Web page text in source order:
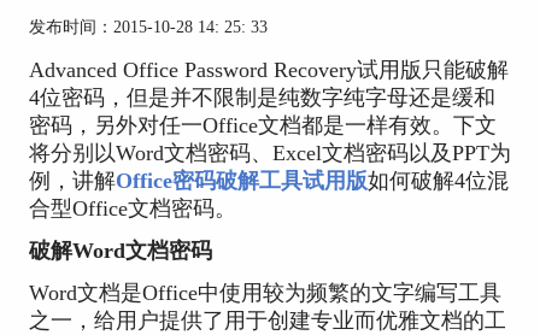
发布时间：2015-10-28 14: 25: 33
Advanced Office Password Recovery试用版只能破解
4位密码，但是并不限制是纯数字纯字母还是缓和
密码，另外对任一Office文档都是一样有效。下文
将分别以Word文档密码、Excel文档密码以及PPT为
例，讲解Office密码破解工具试用版如何破解4位混
合型Office文档密码。
破解Word文档密码
Word文档是Office中使用较为频繁的文字编写工具
之一，给用户提供了用于创建专业而优雅文档的工